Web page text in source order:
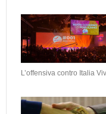
L’offensiva contro Italia